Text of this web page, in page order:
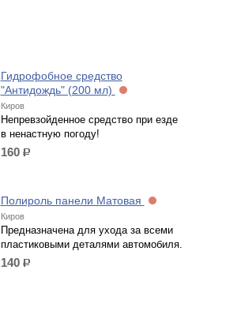
Гидрофобное средство
"Антидождь" (200 мл)
Киров
Непревзойденное средство при езде
в ненастную погоду!
160 р.
Полироль панели Матовая
Киров
Предназначена для ухода за всеми
пластиковыми деталями автомобиля.
140 р.